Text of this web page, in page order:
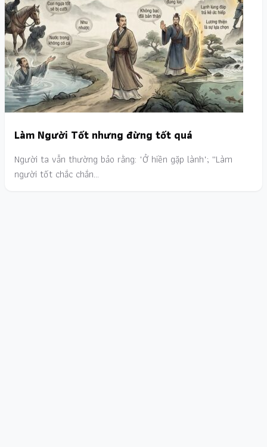
Làm Người Tốt nhưng đừng tốt quá
Người ta vẫn thường bảo rằng: "Ở hiền gặp lành"; ''Làm
người tốt chắc chắn…